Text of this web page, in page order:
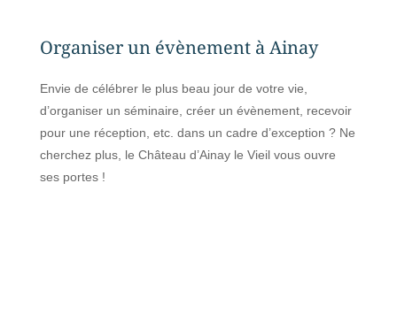
Organiser un évènement à Ainay
Envie de célébrer le plus beau jour de votre vie,
d’organiser un séminaire, créer un évènement, recevoir
pour une réception, etc. dans un cadre d’exception ? Ne
cherchez plus, le Château d’Ainay le Vieil vous ouvre
ses portes !